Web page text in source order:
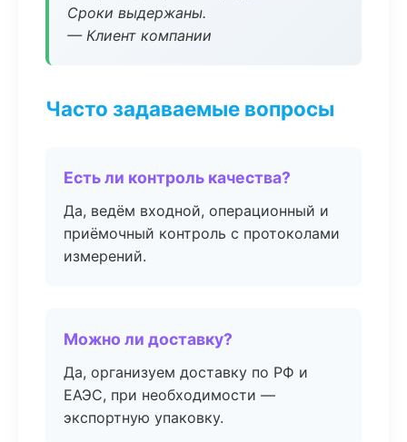
Сроки выдержаны.
— Клиент компании
Часто задаваемые вопросы
Есть ли контроль качества?
Да, ведём входной, операционный и
приёмочный контроль с протоколами
измерений.
Можно ли доставку?
Да, организуем доставку по РФ и
ЕАЭС, при необходимости —
экспортную упаковку.